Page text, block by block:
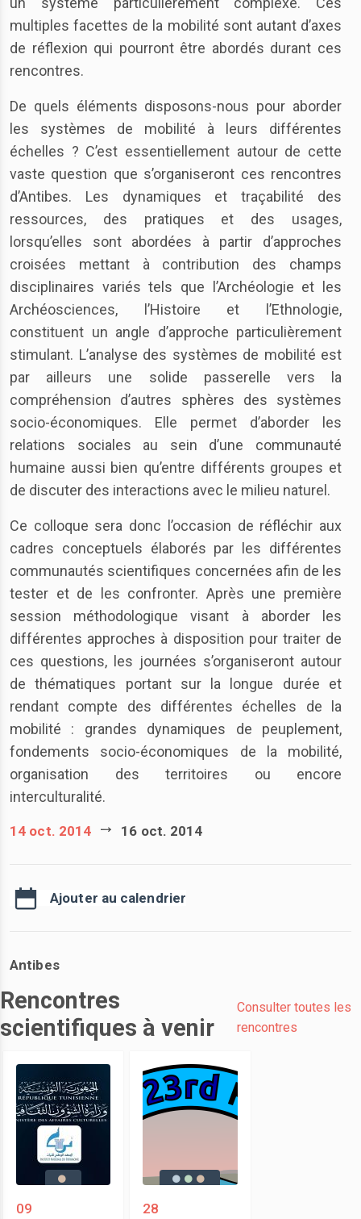
multiples facettes de la mobilité sont autant d’axes
de réflexion qui pourront être abordés durant ces
rencontres.
De quels éléments disposons-nous pour aborder
les systèmes de mobilité à leurs différentes
échelles ? C’est essentiellement autour de cette
vaste question que s’organiseront ces rencontres
d’Antibes. Les dynamiques et traçabilité des
ressources, des pratiques et des usages,
lorsqu’elles sont abordées à partir d’approches
croisées mettant à contribution des champs
disciplinaires variés tels que l’Archéologie et les
Archéosciences, l’Histoire et l’Ethnologie,
constituent un angle d’approche particulièrement
stimulant. L’analyse des systèmes de mobilité est
par ailleurs une solide passerelle vers la
compréhension d’autres sphères des systèmes
socio-économiques. Elle permet d’aborder les
relations sociales au sein d’une communauté
humaine aussi bien qu’entre différents groupes et
de discuter des interactions avec le milieu naturel.
Ce colloque sera donc l’occasion de réfléchir aux
cadres conceptuels élaborés par les différentes
communautés scientifiques concernées afin de les
tester et de les confronter. Après une première
session méthodologique visant à aborder les
différentes approches à disposition pour traiter de
ces questions, les journées s’organiseront autour
de thématiques portant sur la longue durée et
rendant compte des différentes échelles de la
mobilité : grandes dynamiques de peuplement,
fondements socio-économiques de la mobilité,
organisation des territoires ou encore
interculturalité.
14 oct. 2014 16 oct. 2014
Ajouter au calendrier
Antibes
Rencontres
scientifiques à venir
Consulter toutes les
rencontres
09
28